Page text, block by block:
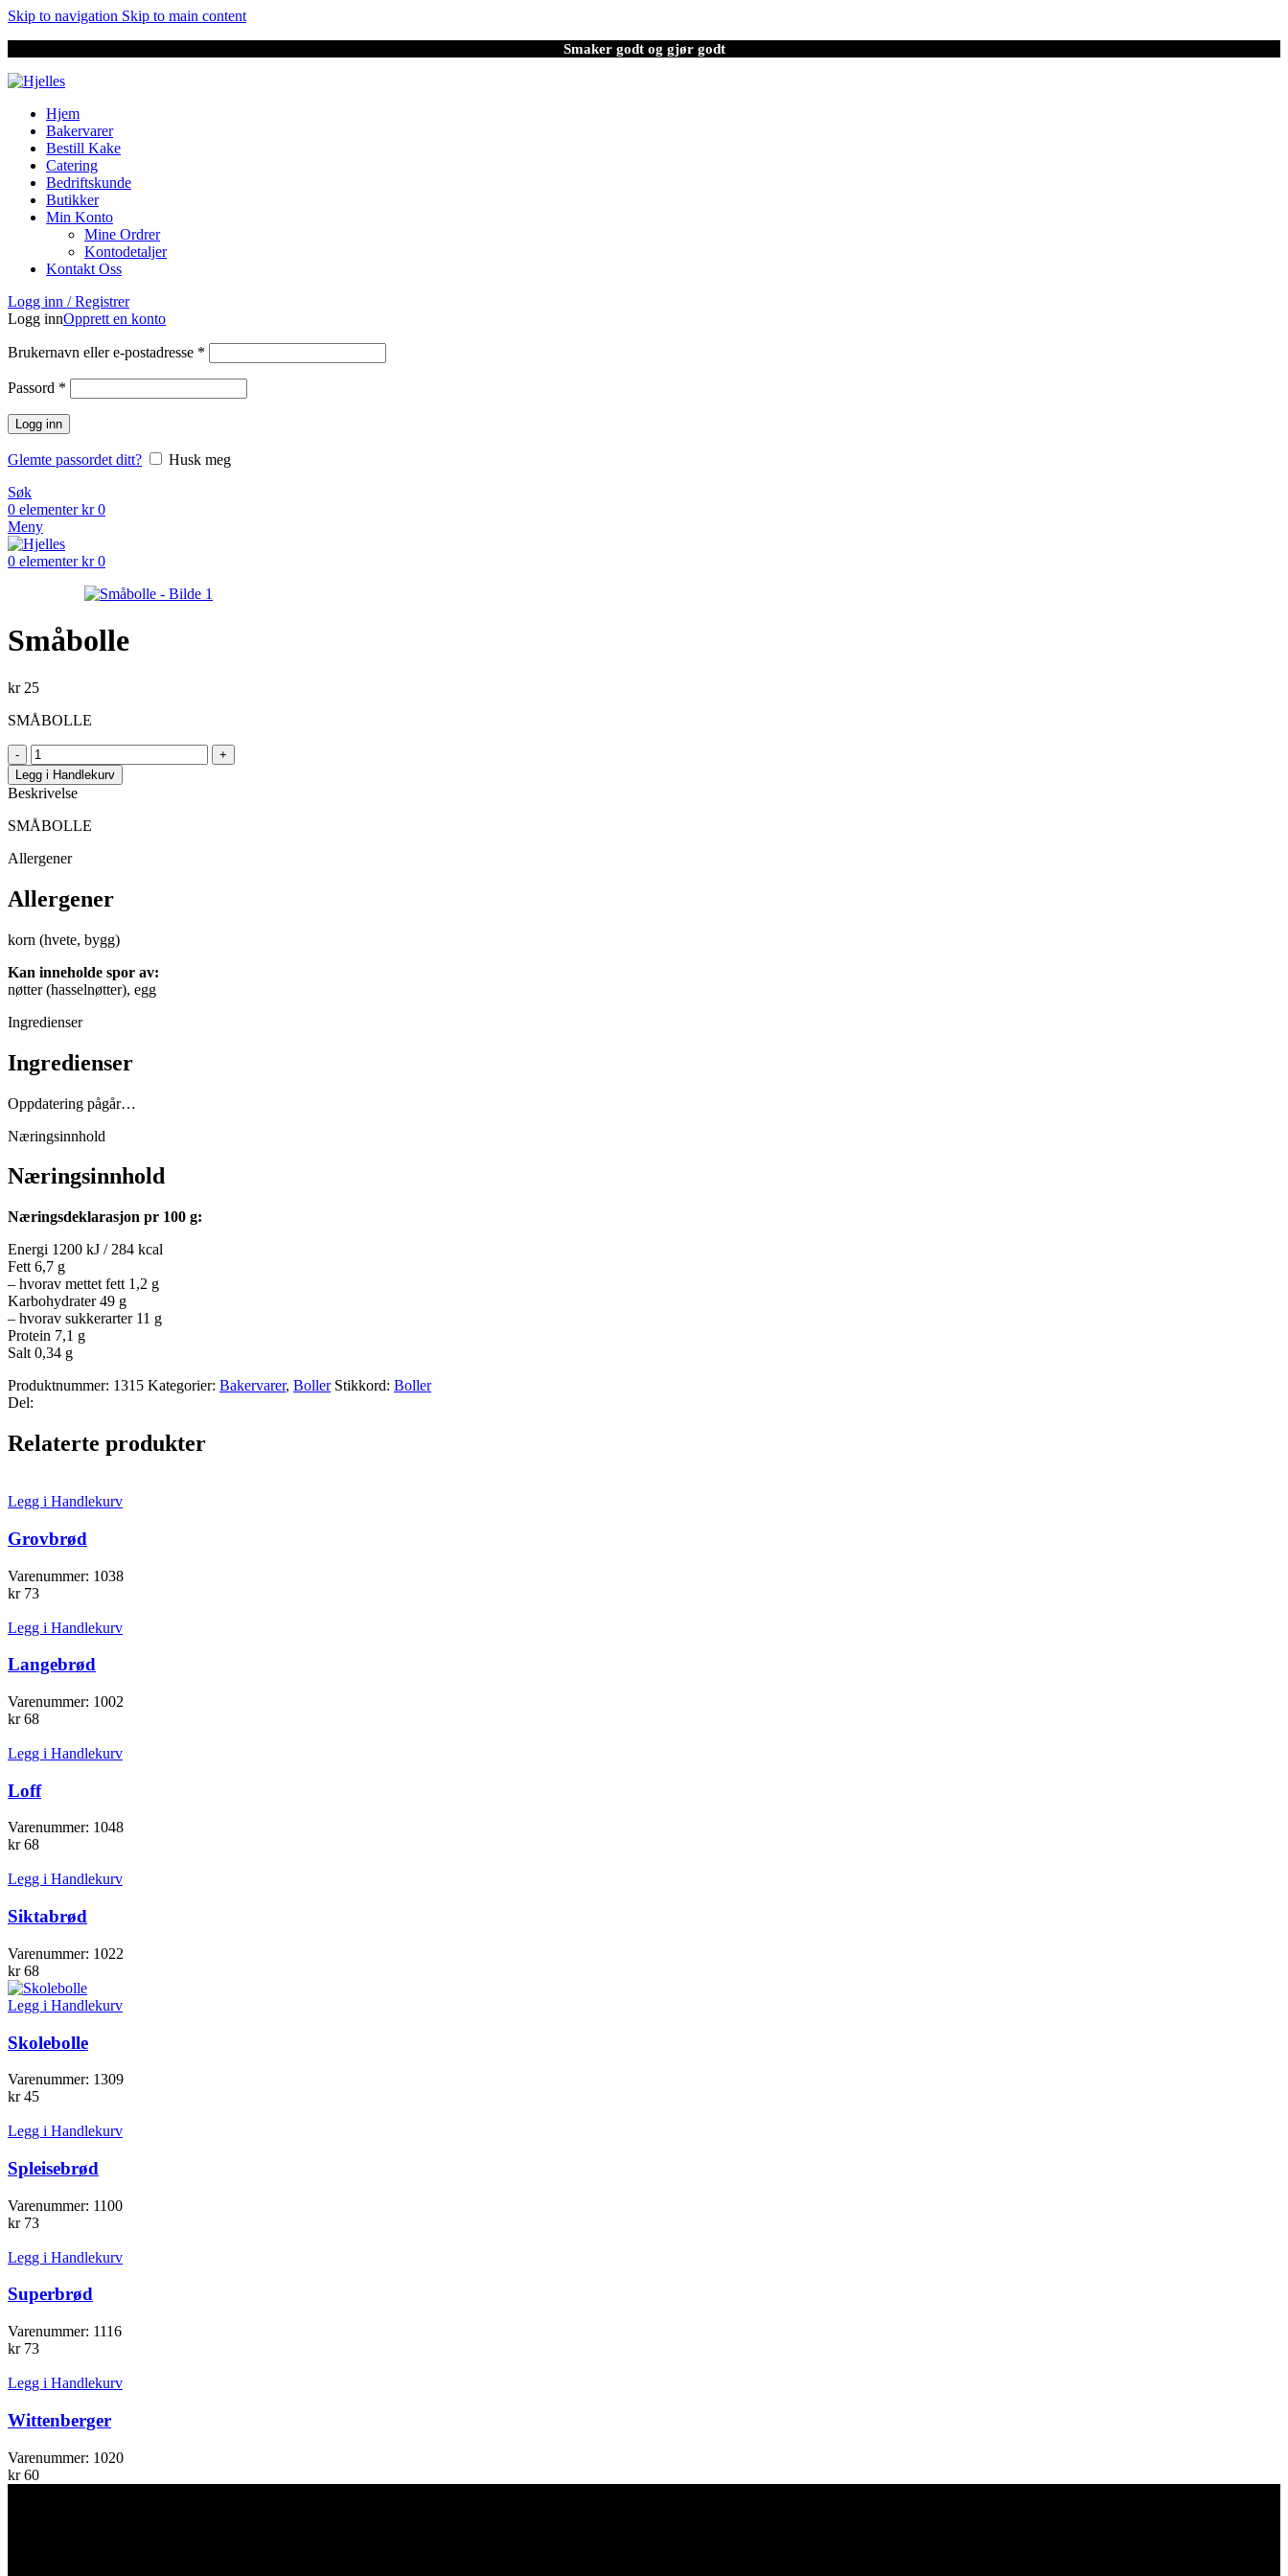
Skip to navigation Skip to main content
Smaker godt og gjør godt
Hjem
Bakervarer
Bestill Kake
Catering
Bedriftskunde
Butikker
Min Konto
Mine Ordrer
Kontodetaljer
Kontakt Oss
Logg inn / Registrer
Logg innOpprett en konto
Brukernavn eller e-postadresse *
Passord *
Logg inn
Glemte passordet ditt?
Husk meg
Søk
0 elementer kr0
Meny
0 elementer kr0
Småbolle
kr25
SMÅBOLLE
Legg i Handlekurv
Beskrivelse
SMÅBOLLE
Allergener
Allergener
korn (hvete, bygg)
Kan inneholde spor av:
nøtter (hasselnøtter), egg
Ingredienser
Ingredienser
Oppdatering pågår…
Næringsinnhold
Næringsinnhold
Næringsdeklarasjon pr 100 g:
Energi 1200 kJ / 284 kcal
Fett 6,7 g
– hvorav mettet fett 1,2 g
Karbohydrater 49 g
– hvorav sukkerarter 11 g
Protein 7,1 g
Salt 0,34 g
Produktnummer: 1315 Kategorier: Bakervarer, Boller Stikkord: Boller
Del:
Relaterte produkter
Legg i Handlekurv
Grovbrød
Varenummer: 1038
kr73
Legg i Handlekurv
Langebrød
Varenummer: 1002
kr68
Legg i Handlekurv
Loff
Varenummer: 1048
kr68
Legg i Handlekurv
Siktabrød
Varenummer: 1022
kr68
Legg i Handlekurv
Skolebolle
Varenummer: 1309
kr45
Legg i Handlekurv
Spleisebrød
Varenummer: 1100
kr73
Legg i Handlekurv
Superbrød
Varenummer: 1116
kr73
Legg i Handlekurv
Wittenberger
Varenummer: 1020
kr60